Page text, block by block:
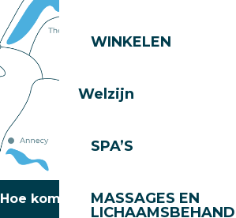
WINKELEN
Welzijn
SPA’S
MASSAGES EN
Hoe kom ik daar?